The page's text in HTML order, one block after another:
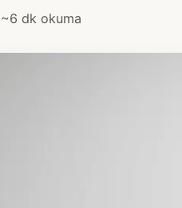
~6 dk okuma